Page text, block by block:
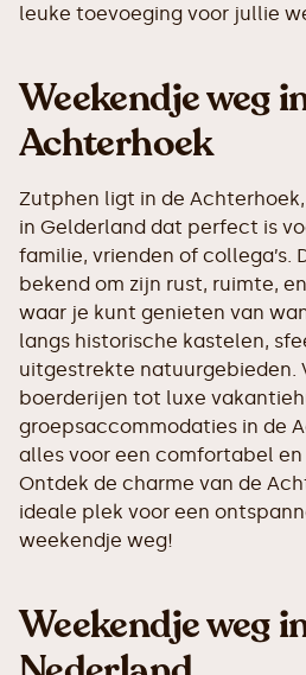
leuke toevoeging voor jullie
Weekendje weg
Achterhoek
Zutphen ligt in de
in Gelderland dat perfect is
familie, vrienden of collega’s.
bekend om zijn rust, ruimte,
waar je kunt genieten van
langs historische kastelen,
uitgestrekte natuurgebieden.
boerderijen tot luxe
groepsaccommodaties in de
alles voor een comfortabel
Ontdek de charme van de
ideale plek voor een
weekendje weg!
Weekendje weg